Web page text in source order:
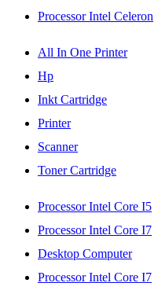
Processor Intel Celeron
All In One Printer
Hp
Inkt Cartridge
Printer
Scanner
Toner Cartridge
Processor Intel Core I5
Processor Intel Core I7
Desktop Computer
Processor Intel Core I7